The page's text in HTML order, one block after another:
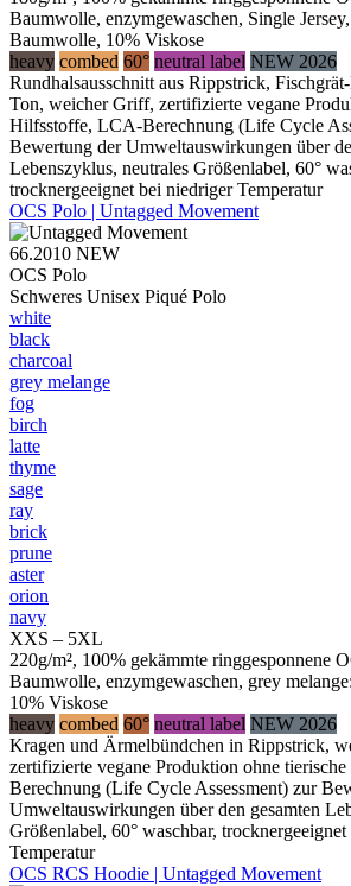
Baumwolle, enzymgewaschen, Single
Baumwolle, 10% Viskose
heavy combed 60° neutral label NEW 2026
Rundhalsausschnitt aus Rippstrick,
Ton, weicher Griff, zertifizierte vegane
Hilfsstoffe, LCA-Berechnung (Life Cycle
Bewertung der Umweltauswirkungen über
Lebenszyklus, neutrales Größenlabel, 60°
trocknergeeignet bei niedriger Temperatur
OCS Polo | Untagged Movement
66.2010 NEW
OCS Polo
Schweres Unisex Piqué Polo
white
black
charcoal
grey melange
fog
birch
latte
thyme
sage
ray
brick
prune
aster
orion
navy
XXS – 5XL
220g/m², 100% gekämmte ringgesponnene
Baumwolle, enzymgewaschen, grey
10% Viskose
heavy combed 60° neutral label NEW 2026
Kragen und Ärmelbündchen in Rippstrick,
zertifizierte vegane Produktion ohne
Berechnung (Life Cycle Assessment) zur
Umweltauswirkungen über den gesamten
Größenlabel, 60° waschbar,
Temperatur
OCS RCS Hoodie | Untagged Movement